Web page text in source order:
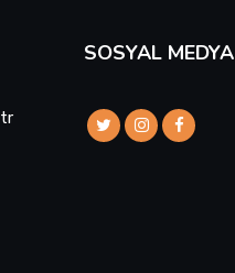
SOSYAL MEDYA